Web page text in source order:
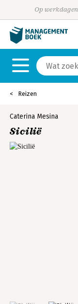
Op
Reizen
Caterina Mesina
Sicilië